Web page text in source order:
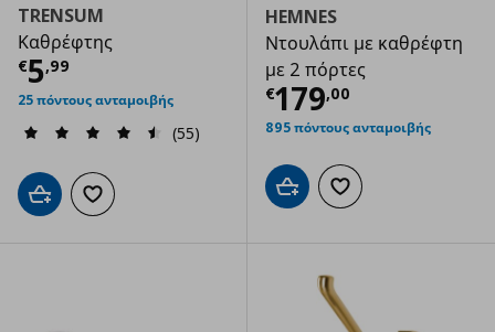
TRENSUM
Καθρέφτης
€5,99
Τρέχουσα τιμή € 5,99
25 πόντους ανταμοιβής
(55)
Προσθήκη στο καλάθι
Προσθήκη στα αγαπημένα
HEMNES
Ντουλάπι με καθρέφτη
με 2 πόρτες
€179,00
Τρέχουσα
895 πόντους ανταμοιβής
Προσθήκη στο καλάθι
Προσθήκη στα